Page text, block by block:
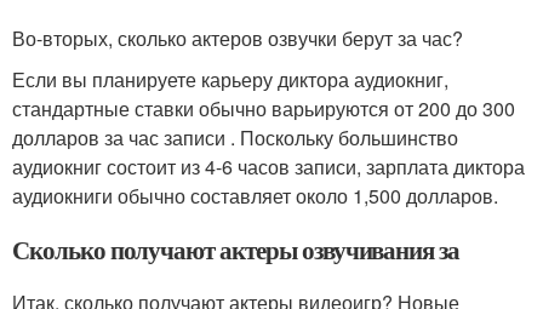
Во-вторых, сколько актеров озвучки берут за час?
Если вы планируете карьеру диктора аудиокниг,
стандартные ставки обычно варьируются от 200 до 300
долларов за час записи . Поскольку большинство
аудиокниг состоит из 4-6 часов записи, зарплата диктора
аудиокниги обычно составляет около 1,500 долларов.
Сколько получают актеры озвучивания за
Итак, сколько получают актеры видеоигр? Новые